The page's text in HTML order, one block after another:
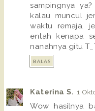
sampingnya
kalau muncul
waktu remaja,
entah kenapa
nanahnya gitu
BALAS
Katerina S. 1
Wow hasilnya